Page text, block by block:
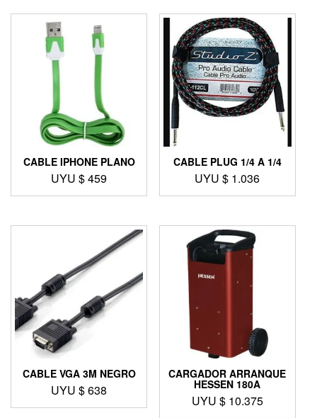
CABLE IPHONE PLANO
UYU $459
CABLE PLUG 1/4 A 1/4
UYU $ 1.036
CABLE VGA 3M NEGRO
UYU $638
CARGADOR ARRANQUE
HESSEN 180A
UYU $ 10.375